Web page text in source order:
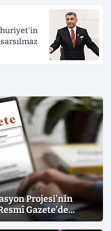
Projesi’nin
Gazete’de